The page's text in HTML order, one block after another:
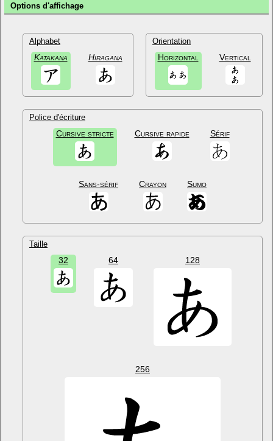
Options d'affichage
Alphabet
Katakana Hiragana
Orientation
Horizontal Vertical
Police d'écriture
Cursive stricte Cursive rapide Sérif
Sans-sérif Crayon Sumo
Taille
32 64 128
256